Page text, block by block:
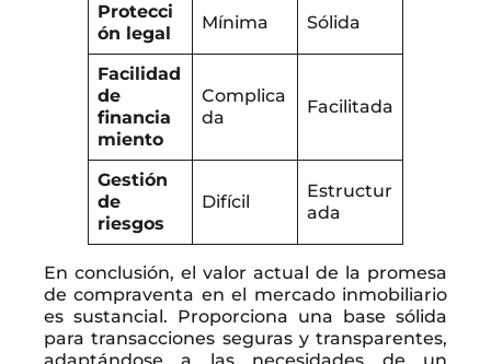
Protecci
ón legal
Mínima Sólida
Facilidad
de
financia
miento
Complica
da
Facilitada
Gestión
de
riesgos
Difícil
Estructur
ada
En conclusión, el valor actual de la promesa
de compraventa en el mercado inmobiliario
es sustancial. Proporciona una base sólida
para transacciones seguras y transparentes,